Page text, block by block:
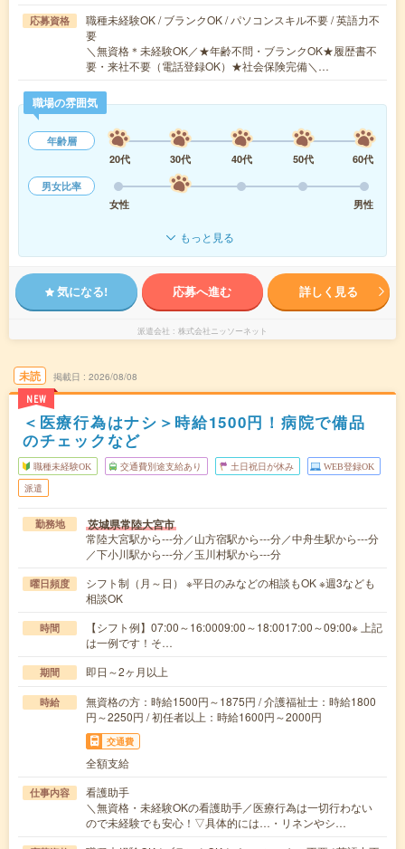
応募資格
職種未経験OK / ブランクOK / パソコンスキル不要 / 英語力不
要
＼無資格＊未経験OK／★年齢不問・ブランクOK★履歴書不
要・来社不要（電話登録OK）★社会保険完備＼…
職場の雰囲気
年齢層
20代
30代 40代 50代
60代
男女比率
女性
男性
もっと見る
気になる! 応募へ進む 詳しく見る
派遣会社 株式会社ニッソーネット
未読
NEW
掲載日 2026/08/08
＜医療行為はナシ＞時給1500円！病院で備品
のチェックなど
職種未経験OK 交通費別途支給あり 土日祝日が休み WEB登録OK
派遣
勤務地 茨城県常陸大宮市
常陸大宮駅から---分／山方宿駅から---分／中舟生駅から---分
／下小川駅から---分／玉川村駅から---分
曜日頻度
シフト制（月～日） ※平日のみなどの相談もOK ※週3なども
相談OK
時間
【シフト例】07:00～16:0009:00～18:0017:00～09:00※ 上記
は一例です！そ…
期間 即日～2ヶ月以上
時給
無資格の方：時給1500円～1875円 / 介護福祉士：時給1800
円～2250円 / 初任者以上：時給1600円～2000円
交通費
全額支給
仕事内容
看護助手
＼無資格・未経験OKの看護助手／医療行為は一切行わない
ので未経験でも安心！▽具体的には…・リネンやシ…